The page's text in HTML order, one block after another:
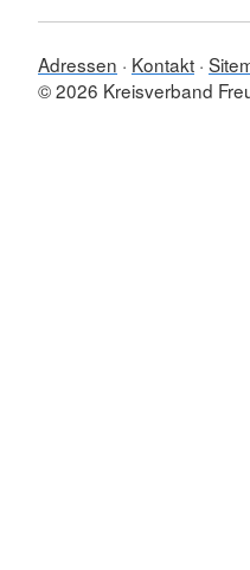
Adressen Kontakt
© 2026 Kreisverband